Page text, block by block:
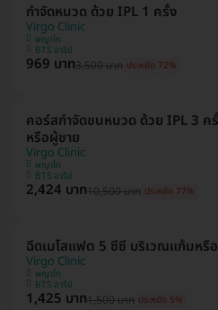
กำจัดหนวด ด้วย IPL 1 ครั้ง
Virgo Clinic
พญาไท
BTS อารีย์
969 บาท3,500 บาท ประหยัด 72%
คอร์สกำจัดขนหนวด ด้วย IPL 3
หรือผู้ชาย
Virgo Clinic
พญาไท
BTS อารีย์
2,424 บาท10,500 บาท ประหยัด 77%
ฉีดเมโสแฟต 5 ซีซี บริเวณแก้มหรื
Virgo Clinic
พญาไท
BTS อารีย์
1,425 บาท1,500 บาท ประหยัด 5%